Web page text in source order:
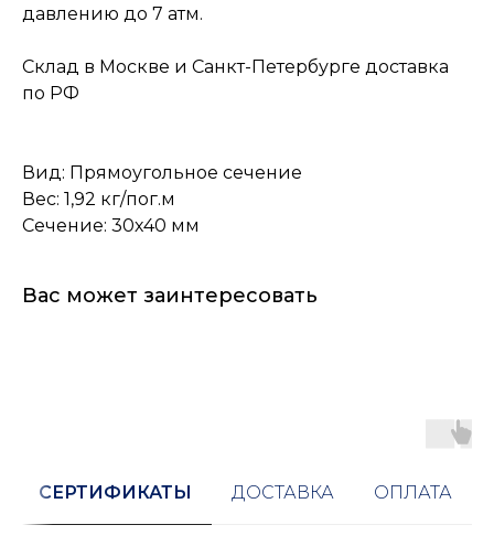
давлению до 7 атм.
Склад в Москве и Санкт-Петербурге доставка
по РФ
Вид: Прямоугольное сечение
Вес: 1,92 кг/пог.м
Сечение: 30х40 мм
Вас может заинтересовать
СЕРТИФИКАТЫ ДОСТАВКА ОПЛАТА